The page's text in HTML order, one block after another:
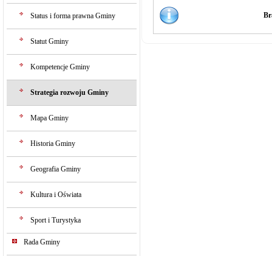
Status i forma prawna Gminy
Statut Gminy
Kompetencje Gminy
Strategia rozwoju Gminy
Mapa Gminy
Historia Gminy
Geografia Gminy
Kultura i Oświata
Sport i Turystyka
Rada Gminy